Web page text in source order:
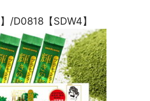
/D0818【SDW4】